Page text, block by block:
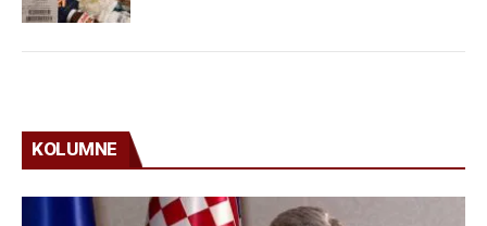
KOLUMNE